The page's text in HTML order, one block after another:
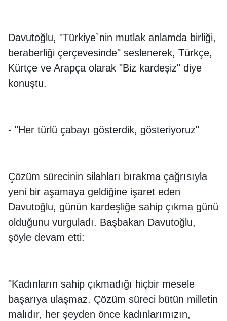
Davutoğlu, "Türkiye`nin mutlak anlamda birliği,
beraberliği çerçevesinde" seslenerek, Türkçe,
Kürtçe ve Arapça olarak "Biz kardeşiz" diye
konuştu.
- "Her türlü çabayı gösterdik, gösteriyoruz"
Çözüm sürecinin silahları bırakma çağrısıyla
yeni bir aşamaya geldiğine işaret eden
Davutoğlu, günün kardeşliğe sahip çıkma günü
olduğunu vurguladı. Başbakan Davutoğlu,
şöyle devam etti:
"Kadınların sahip çıkmadığı hiçbir mesele
başarıya ulaşmaz. Çözüm süreci bütün milletin
malıdır, her şeyden önce kadınlarımızın,